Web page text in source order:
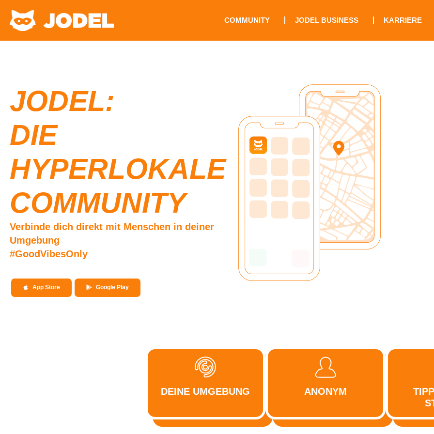
COMMUNITY JODEL BUSINESS KARRIERE
JODEL:
DIE
HYPERLOKALE
COMMUNITY​
Verbinde dich direkt mit Menschen in deiner
Umgebung
#GoodVibesOnly
App Store Google Play
DEINE UMGEBUNG ANONYM